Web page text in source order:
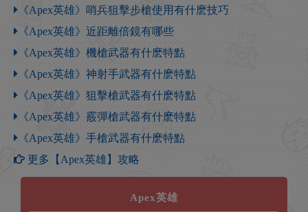
《Apex英雄》哨兵狙擊步槍使用有什麽技巧
《Apex英雄》近距離倍鏡有哪些
《Apex英雄》機槍武器有什麽特點
《Apex英雄》神射手武器有什麽特點
《Apex英雄》狙擊槍武器有什麽特點
《Apex英雄》霰彈槍武器有什麽特點
《Apex英雄》手槍武器有什麽特點
更多【Apex英雄】攻略
Apex英雄